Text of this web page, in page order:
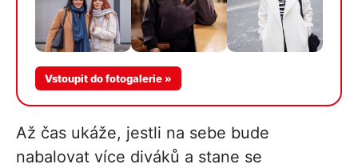
Vstoupit do fotogalerie »
Až čas ukáže, jestli na sebe bude
nabalovat více diváků a stane se